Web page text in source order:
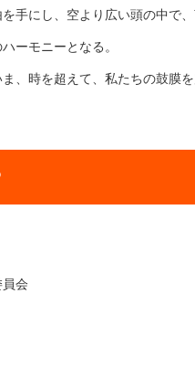
手にし、空より広い頭の中で
ーモニーとなる。
、時を超えて、私たちの鼓膜を
会